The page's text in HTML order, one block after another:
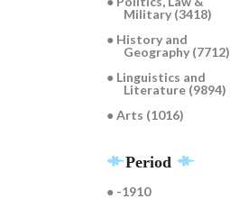
Military (3418)
● History and
Geography (7712)
● Linguistics and
Literature (9894)
● Arts (1016)
Period
● -1910